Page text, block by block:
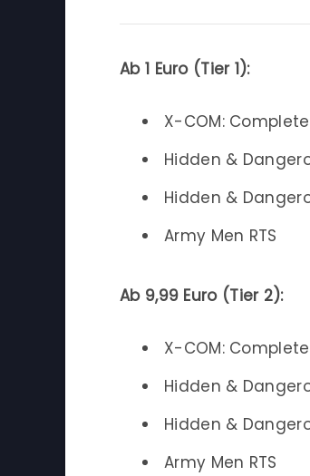
Ab 1 Euro (Tier 1):
X-COM:
Hidden &
Hidden &
Army Men RTS
Ab 9,99 Euro (Tier 2):
X-COM:
Hidden &
Hidden &
Army Men RTS